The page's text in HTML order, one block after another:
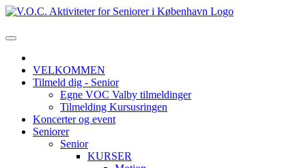
VELKOMMEN
Tilmeld dig - Senior
Egne VOC Valby tilmeldinger
Tilmelding Kursusringen
Koncerter og event
Seniorer
Senior
KURSER